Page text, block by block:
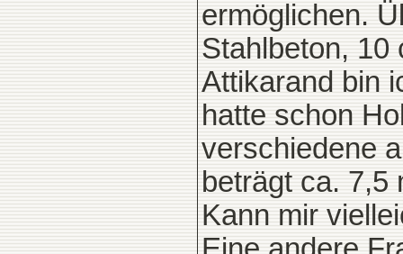
ermöglichen.
Stahlbeton, 10
Attikarand bin
hatte schon
verschiedene
beträgt ca. 7,5
Kann mir